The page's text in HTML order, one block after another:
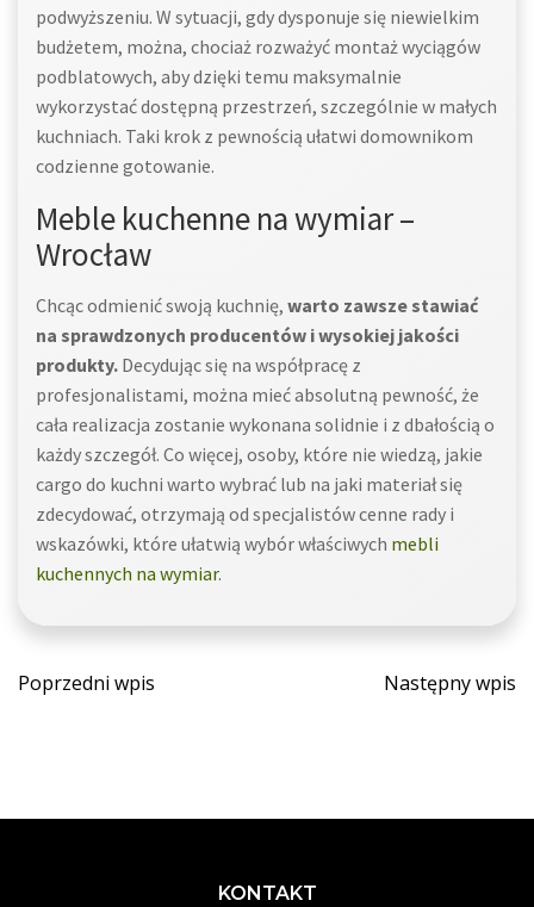
podwyższeniu. W sytuacji, gdy dysponuje się niewielkim
budżetem, można, chociaż rozważyć montaż wyciągów
podblatowych, aby dzięki temu maksymalnie
wykorzystać dostępną przestrzeń, szczególnie w małych
kuchniach. Taki krok z pewnością ułatwi domownikom
codzienne gotowanie.
Meble kuchenne na wymiar –
Wrocław
Chcąc odmienić swoją kuchnię, warto zawsze stawiać
na sprawdzonych producentów i wysokiej jakości
produkty. Decydując się na współpracę z
profesjonalistami, można mieć absolutną pewność, że
cała realizacja zostanie wykonana solidnie i z dbałością o
każdy szczegół. Co więcej, osoby, które nie wiedzą, jakie
cargo do kuchni warto wybrać lub na jaki materiał się
zdecydować, otrzymają od specjalistów cenne rady i
wskazówki, które ułatwią wybór właściwych mebli
kuchennych na wymiar.
Post
navigation
Poprzedni wpis
Post
Następny wpis
KONTAKT